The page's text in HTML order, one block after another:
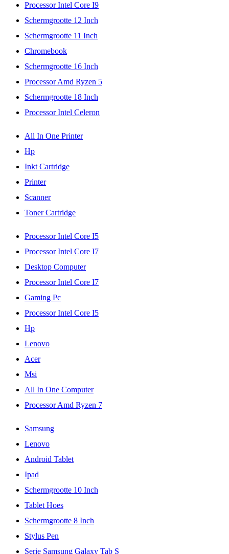
Processor Intel Core I9
Schermgrootte 12 Inch
Schermgrootte 11 Inch
Chromebook
Schermgrootte 16 Inch
Processor Amd Ryzen 5
Schermgrootte 18 Inch
Processor Intel Celeron
All In One Printer
Hp
Inkt Cartridge
Printer
Scanner
Toner Cartridge
Processor Intel Core I5
Processor Intel Core I7
Desktop Computer
Processor Intel Core I7
Gaming Pc
Processor Intel Core I5
Hp
Lenovo
Acer
Msi
All In One Computer
Processor Amd Ryzen 7
Samsung
Lenovo
Android Tablet
Ipad
Schermgrootte 10 Inch
Tablet Hoes
Schermgrootte 8 Inch
Stylus Pen
Serie Samsung Galaxy Tab S